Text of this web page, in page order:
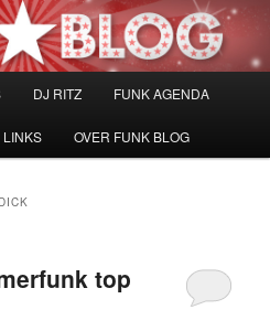
DJ RITZ FUNK AGENDA
LINKS OVER FUNK BLOG
top